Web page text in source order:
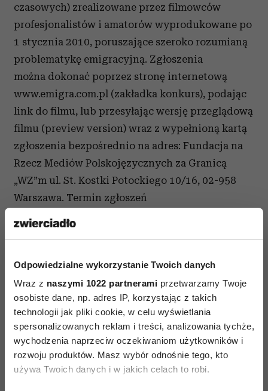
Odpowiedzialne wykorzystanie Twoich danych
Wraz z naszymi 1022 partnerami przetwarzamy Twoje
osobiste dane, np. adres IP, korzystając z takich
technologii jak pliki cookie, w celu wyświetlania
spersonalizowanych reklam i treści, analizowania tychże,
wychodzenia naprzeciw oczekiwaniom użytkowników i
rozwoju produktów. Masz wybór odnośnie tego, kto
używa Twoich danych i w jakich celach to robi.
czasowych) zrealizowane przez filmowców
profesjonalistów i amatorów wyprodukowane po
1 stycznia 2010, poruszające szeroko rozumianą
problematykę emigracyjną. Zgłoszenia
można dokonać poprzez stronę internetową
www.emigra.com.pl (zakładka konkurs), podając
link do filmu, lub przesyłając wersję przeglądową
filmu (preview version) wraz z wypełnioną kartą
zgłoszenia bezpośrednio na adres: Fundacja na
Rzecz Mediów Polskojęzycznych za Granicą
„WZ”m ul. St. Kostki Potockiego 10/16, 02-958
Warszawa. Termin zgłoszeń
NAJLEPSZE FILMY POLSKIE FILMY